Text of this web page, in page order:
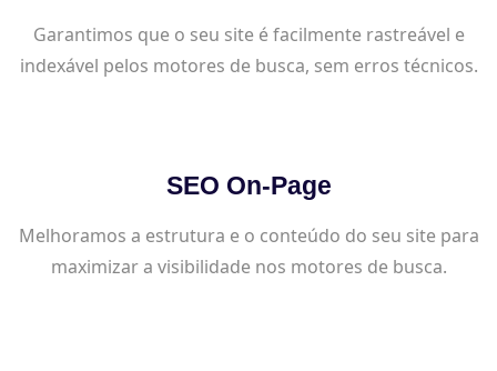
Garantimos que o seu site é facilmente rastreável e
indexável pelos motores de busca, sem erros técnicos.
SEO On-Page
Melhoramos a estrutura e o conteúdo do seu site para
maximizar a visibilidade nos motores de busca.